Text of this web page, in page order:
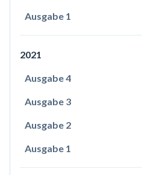
Ausgabe 1
2021
Ausgabe 4
Ausgabe 3
Ausgabe 2
Ausgabe 1